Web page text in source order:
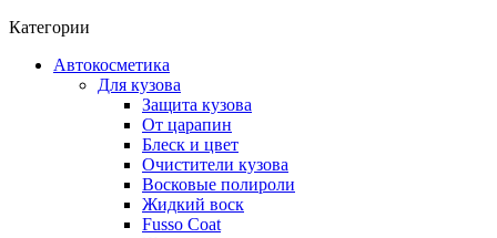
Категории
Автокосметика
Для кузова
Защита кузова
От царапин
Блеск и цвет
Очистители кузова
Восковые полироли
Жидкий воск
Fusso Coat